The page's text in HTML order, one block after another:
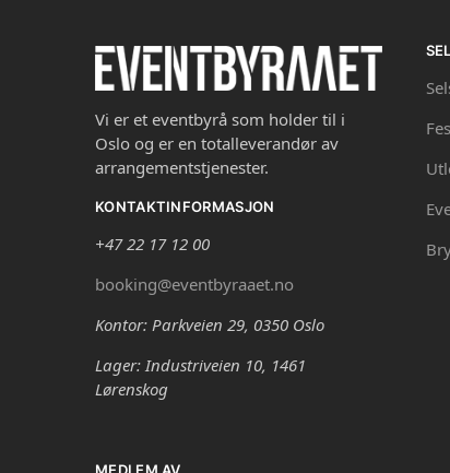
Vi er et eventbyrå som holder til i
Oslo og er en totalleverandør av
arrangementstjenester.
KONTAKTINFORMASJON
+47 22 17 12 00
booking@eventbyraaet.no
Kontor: Parkveien 29, 0350 Oslo
Lager: Industriveien 10, 1461
Lørenskog
MEDLEM AV